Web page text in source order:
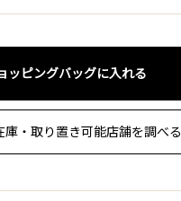
ッピングバッグに入れる
庫・取り置き可能店舗を調べる